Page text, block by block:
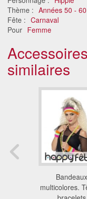
Thème : Années 50 - 60
Fête : Carnaval
Pour Femme
similaires
Bandeaux
multicolores.